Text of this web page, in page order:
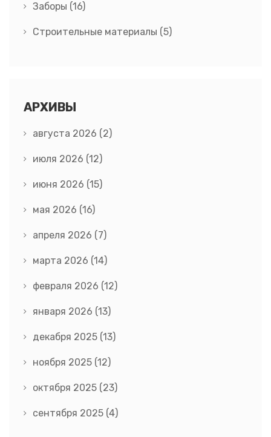
Заборы (16)
Строительные материалы (5)
АРХИВЫ
августа 2026 (2)
июля 2026 (12)
июня 2026 (15)
мая 2026 (16)
апреля 2026 (7)
марта 2026 (14)
февраля 2026 (12)
января 2026 (13)
декабря 2025 (13)
ноября 2025 (12)
октября 2025 (23)
сентября 2025 (4)